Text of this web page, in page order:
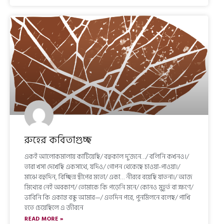
রুহের কবিতাগুচ্ছ
একই আলোকমালায় কাটিয়েছি/ বহুকাল দু’জনে…/ বলিনি কখনও।/
তারা খসা দেখেছি একসাথে, যদিও/ গোপন থেকেছে চাওয়া-পাওয়া।/
মাঝে বহুদিন, বিচ্ছিন্ন দ্বীপের মতো/ একা… নীরবে বয়েছি যাতনা।/ আজ
মিথ্যের নেই অবকাশ/ তোমাকে কি পড়েনি মনে/ কোনও মুহূর্ত বা ক্ষণে/
ভাবিনি কি একান্ত বন্ধু আমার—/ এতদিন পরে, পুনর্মিলনে বলেছ/ পাখি
হতে চেয়েছিলে এ জীবনে
READ MORE »